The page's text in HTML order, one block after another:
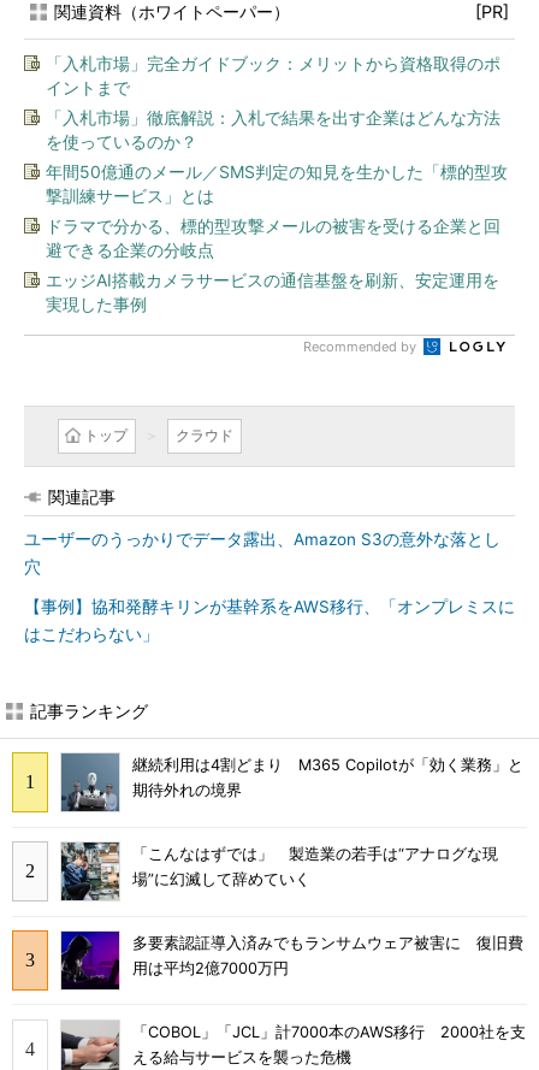
関連資料（ホワイトペーパー） [PR]
「入札市場」完全ガイドブック：メリットから資格取得のポ
イントまで
「入札市場」徹底解説：入札で結果を出す企業はどんな方法
を使っているのか？
年間50億通のメール／SMS判定の知見を生かした「標的型攻
撃訓練サービス」とは
ドラマで分かる、標的型攻撃メールの被害を受ける企業と回
避できる企業の分岐点
エッジAI搭載カメラサービスの通信基盤を刷新、安定運用を
実現した事例
Recommended by
トップ クラウド
関連記事
ユーザーのうっかりでデータ露出、Amazon S3の意外な落とし
穴
【事例】協和発酵キリンが基幹系をAWS移行、「オンプレミスに
はこだわらない」
記事ランキング
継続利用は4割どまり M365 Copilotが「効く業務」と
期待外れの境界
「こんなはずでは」 製造業の若手は“アナログな現
場”に幻滅して辞めていく
多要素認証導入済みでもランサムウェア被害に 復旧費
用は平均2億7000万円
「COBOL」「JCL」計7000本のAWS移行 2000社を支
える給与サービスを襲った危機